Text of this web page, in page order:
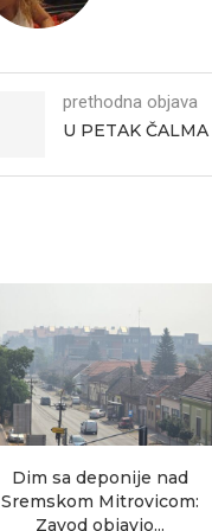
prethodna objava
U PETAK
Dim sa deponije nad
Sremskom Mitrovicom:
Zavod objavio...